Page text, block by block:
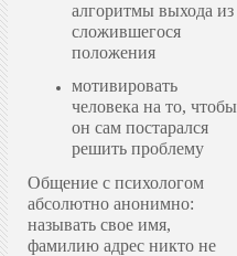
алгоритмы выхода из
сложившегося
положения
мотивировать
человека на то, чтобы
он сам постарался
решить проблему
Общение с психологом
абсолютно анонимно:
называть свое имя,
фамилию адрес никто не